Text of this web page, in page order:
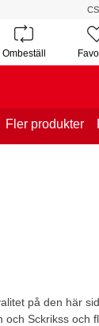
Ombeställ
Fler produkter
på den här
Sckrikss och